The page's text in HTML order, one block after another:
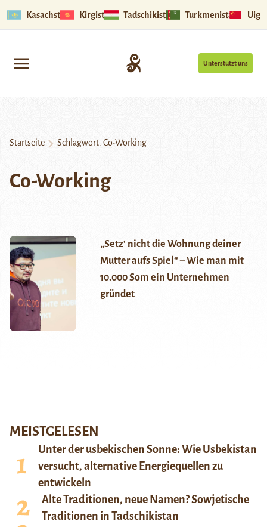
Kasachstan Kirgistan Tadschikistan Turkmenistan
Unterstützt uns
Startseite Schlagwort: Co-Working
Co-Working
„Setz‘ nicht die Wohnung deiner
Mutter aufs Spiel“ – Wie man mit
10.000 Som ein Unternehmen
gründet
MEISTGELESEN
Unter der usbekischen Sonne: Wie Usbekistan
versucht, alternative Energiequellen zu
entwickeln
Alte Traditionen, neue Namen? Sowjetische
Traditionen in Tadschikistan